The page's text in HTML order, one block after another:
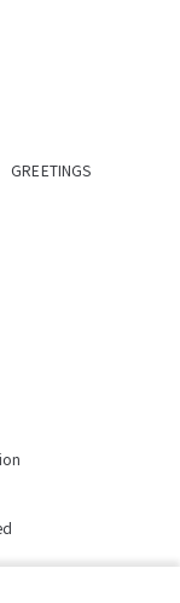
GREETINGS
記